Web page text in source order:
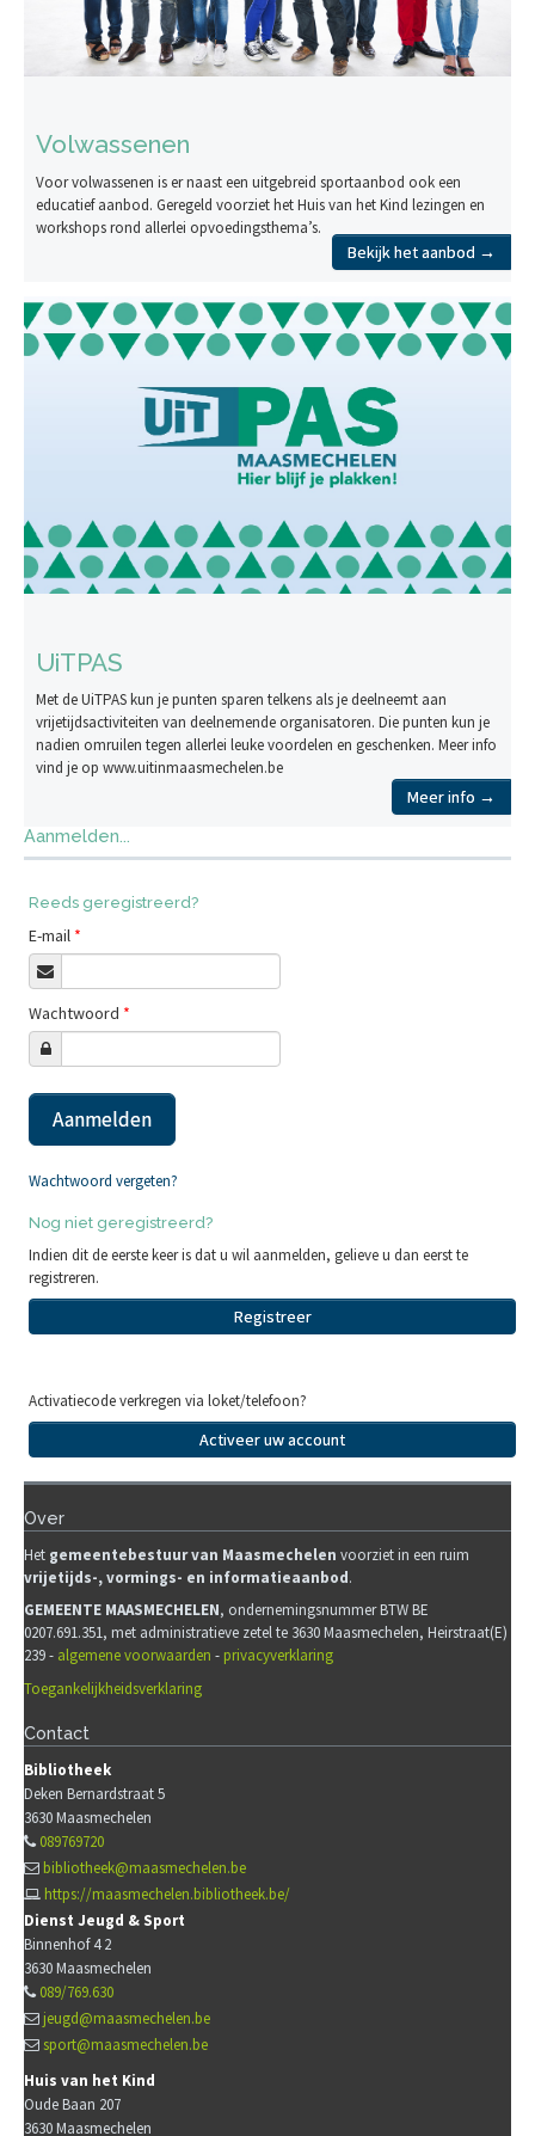
Aanmelden...
Reeds geregistreerd?
E-mail *
Wachtwoord *
Wachtwoord vergeten?
Nog niet geregistreerd?
Indien dit de eerste keer is dat u wil aanmelden, gelieve u dan eerst te
registreren.
Registreer
Activatiecode verkregen via loket/telefoon?
Activeer uw account
Volwassenen
Voor volwassenen is er naast een uitgebreid sportaanbod ook een
educatief aanbod. Geregeld voorziet het Huis van het Kind lezingen en
workshops rond allerlei opvoedingsthema’s.
Bekijk het aanbod →
UiTPAS
Met de UiTPAS kun je punten sparen telkens als je deelneemt aan
vrijetijdsactiviteiten van deelnemende organisatoren. Die punten kun je
nadien omruilen tegen allerlei leuke voordelen en geschenken. Meer info
vind je op www.uitinmaasmechelen.be
Meer info →
Over
Het gemeentebestuur van Maasmechelen voorziet in een ruim
vrijetijds-, vormings- en informatieaanbod.
GEMEENTE MAASMECHELEN, ondernemingsnummer BTW BE
0207.691.351, met administratieve zetel te 3630 Maasmechelen, Heirstraat(E)
239 - algemene voorwaarden - privacyverklaring
Toegankelijkheidsverklaring
Contact
Bibliotheek
Deken Bernardstraat 5
3630Maasmechelen
089769720
bibliotheek@maasmechelen.be
https://maasmechelen.bibliotheek.be/
Dienst Jeugd & Sport
Binnenhof 4 2
3630Maasmechelen
089/769.630
jeugd@maasmechelen.be
sport@maasmechelen.be
Huis van het Kind
Oude Baan 207
3630Maasmechelen